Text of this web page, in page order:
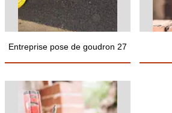
Entreprise pose de goudron 27